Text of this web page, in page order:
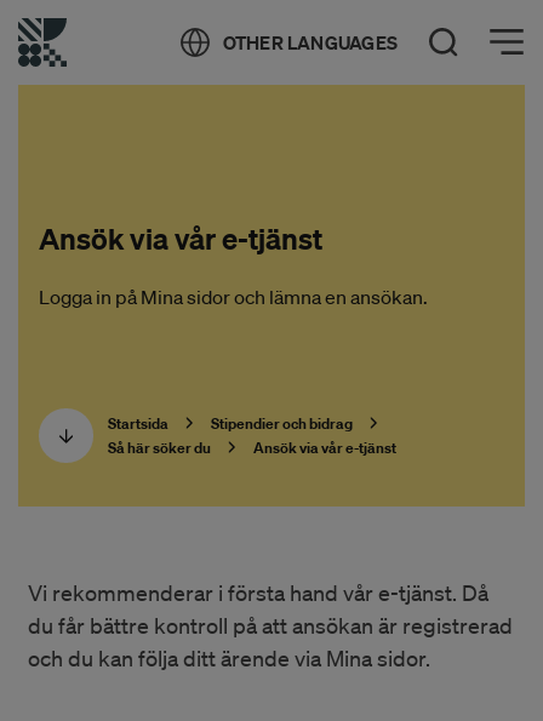
OTHER LANGUAGES Öppna sök
Öppna meny
Ansök via vår e-tjänst
Logga in på Mina sidor och lämna en ansökan.
Startsida
Stipendier och bidrag
Så här söker du
Ansök via vår e-tjänst
Vi rekommenderar i första hand vår e-tjänst. Då
du får bättre kontroll på att ansökan är registrerad
och du kan följa ditt ärende via Mina sidor.